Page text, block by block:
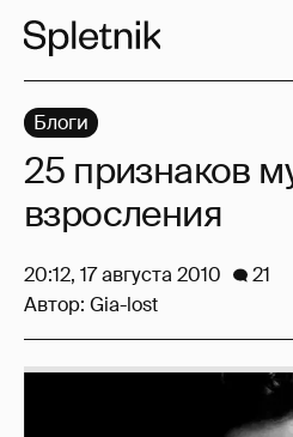
Блоги
25 признаков
взросления
20:12, 17 августа 2010
21
Автор: Gia-lost